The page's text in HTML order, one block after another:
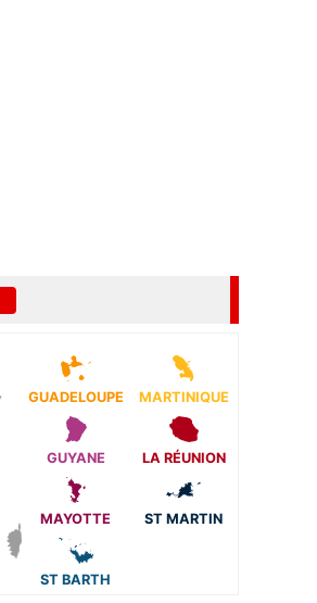
GUADELOUPE MARTINIQUE
GUYANE LA RÉUNION
MAYOTTE ST MARTIN
ST BARTH